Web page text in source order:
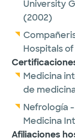
University
(2002)
Hospitals
Medicina
de
Nefrología
Medicina
Afiliaciones